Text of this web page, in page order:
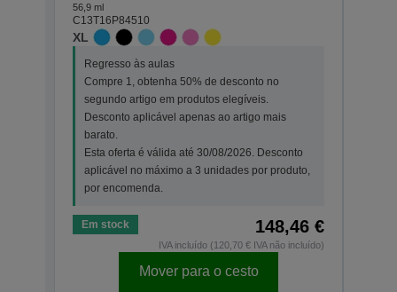
56,9 ml
C13T16P84510
XL
Regresso às aulas
Compre 1, obtenha 50% de desconto no
segundo artigo em produtos elegíveis.
Desconto aplicável apenas ao artigo mais
barato.
Esta oferta é válida até 30/08/2026. Desconto
aplicável no máximo a 3 unidades por produto,
por encomenda.
Em stock 148,46 €
IVA incluído (120,70 € IVA não incluído)
Mover para o cesto